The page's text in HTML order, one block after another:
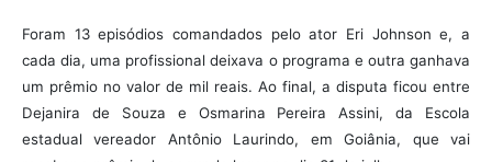
Foram 13 episódios comandados pelo ator Eri Johnson e, a
cada dia, uma profissional deixava o programa e outra ganhava
um prêmio no valor de mil reais. Ao final, a disputa ficou entre
Dejanira de Souza e Osmarina Pereira Assini, da Escola
estadual vereador Antônio Laurindo, em Goiânia, que vai